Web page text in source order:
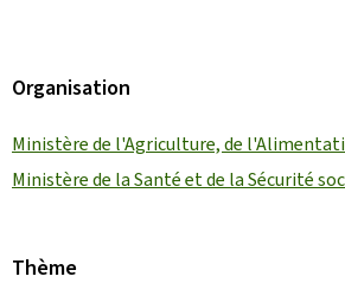
Organisation
Ministère de l'Agriculture, de
Ministère de la Santé et de la Sécurité
Thème